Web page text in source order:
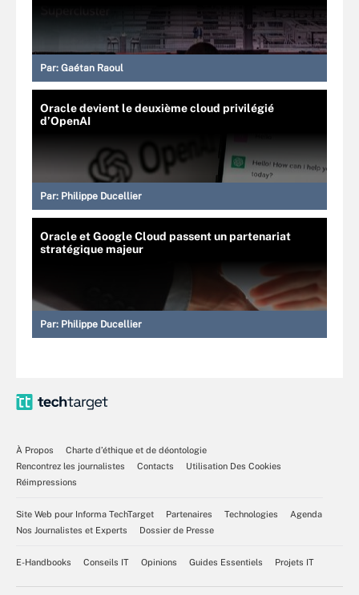
Par: Gaétan Raoul
Oracle devient le deuxième cloud privilégié
d’OpenAI
Par: Philippe Ducellier
Oracle et Google Cloud passent un partenariat
stratégique majeur
Par: Philippe Ducellier
À Propos
Charte d’éthique et de déontologie
Rencontrez les journalistes
Contacts
Utilisation Des Cookies
Réimpressions
Site Web pour Informa TechTarget Partenaires Technologies
Agenda
Nos Journalistes et Experts
Dossier de Presse
E-Handbooks Conseils IT Opinions Guides Essentiels Projets IT